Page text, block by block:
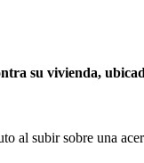
su vivienda,
al subir sobre una